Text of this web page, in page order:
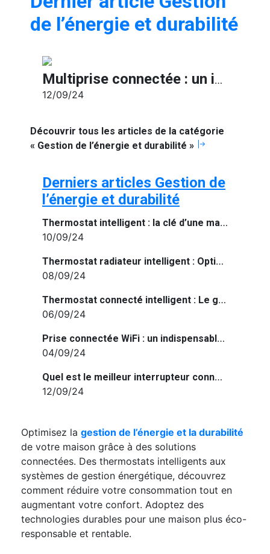
de l’énergie et durabilité
Multiprise connectée : un indispensable pour une maison intelligente
12/09/24
Découvrir tous les articles de la catégorie
« Gestion de l’énergie et durabilité »
Derniers articles Gestion de
l’énergie et durabilité
Thermostat intelligent : la clé d’une maison connectée et économe en énergie
10/09/24
Thermostat radiateur intelligent : Optimisez le confort et l’efficacité énergétique de votre maison
08/09/24
Thermostat connecté intelligent : Le guide pour optimiser votre confort et vos économies d’énergie
06/09/24
Prise connectée WiFi : un indispensable pour une maison connectée
04/09/24
Quel est le meilleur interrupteur connecté de 2024 ?
12/09/24
Optimisez la gestion de l’énergie et la durabilité
de votre maison grâce à des solutions
connectées. Des thermostats intelligents aux
systèmes de gestion énergétique, découvrez
comment réduire votre consommation tout en
augmentant votre confort. Adoptez des
technologies durables pour une maison plus éco-
responsable et rentable.